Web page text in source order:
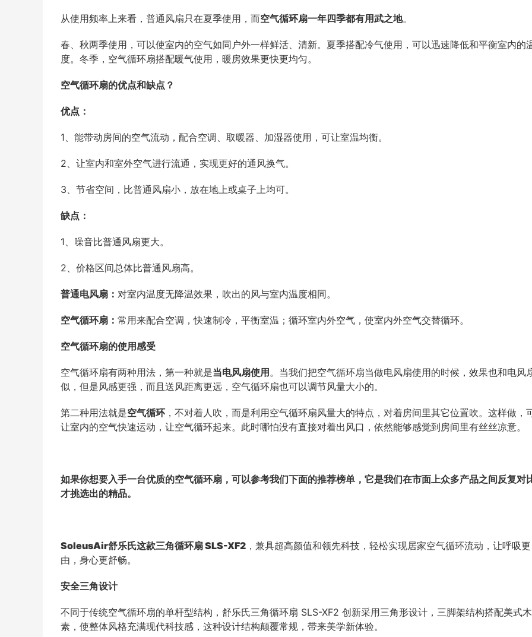
从使用频率上来看，普通风扇只在夏季使用，而空气循环扇一年四季都有用武之地。
春、秋两季使用，可以使室内的空气如同户外一样鲜活、清新。夏季搭配冷气使用，可以迅速降低和平衡室内的
度。冬季，空气循环扇搭配暖气使用，暖房效果更快更均匀。
空气循环扇的优点和缺点？
优点：
1、能带动房间的空气流动，配合空调、取暖器、加湿器使用，可让室温均衡。
2、让室内和室外空气进行流通，实现更好的通风换气。
3、节省空间，比普通风扇小，放在地上或桌子上均可。
缺点：
1、噪音比普通风扇更大。
2、价格区间总体比普通风扇高。
普通电风扇： 对室内温度无降温效果，吹出的风与室内温度相同。
空气循环扇： 常用来配合空调，快速制冷，平衡室温；循环室内外空气，使室内外空气交替循环。
空气循环扇的使用感受
空气循环扇有两种用法，第一种就是当电风扇使用 。当我们把空气循环扇当做电风扇使用的时候，效果也和电风
似，但是风感更强，而且送风距离更远，空气循环扇也可以调节风量大小的。
第二种用法就是空气循环，不对着人吹，而是利用空气循环扇风量大的特点，对着房间里其它位置吹。这样做，
让室内的空气快速运动，让空气循环起来。此时哪怕没有直接对着出风口，依然能够感觉到房间里有丝丝凉意。
如果你想要入手一台优质的空气循环扇，可以参考我们下面的推荐榜单，它是我们在市面上众多产品之间反复对
才挑选出的精品。
SoleusAir舒乐氏这款三角循环扇 SLS-XF2 ，兼具超高颜值和领先科技，轻松实现居家空气循环流动，让呼吸
由，身心更舒畅。
安全三角设计
不同于传统空气循环扇的单杆型结构，舒乐氏三角循环扇 SLS-XF2 创新采用三角形设计，三脚架结构搭配美式
素，使整体风格充满现代科技感，这种设计结构颠覆常规，带来美学新体验。